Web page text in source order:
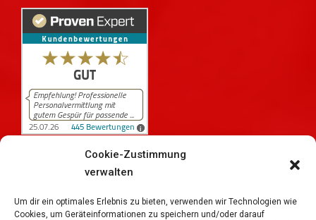
Cookie-Zustimmung
verwalten
Um dir ein optimales Erlebnis zu bieten, verwenden wir Technologien wie
Cookies, um Geräteinformationen zu speichern und/oder darauf
iPersonal
Bewertungen auf ProvenExpert.com